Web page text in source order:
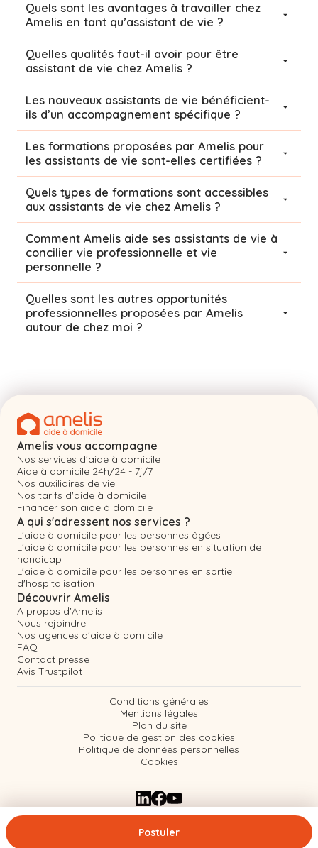
Postuler
Quels sont les avantages à travailler chez
Amelis en tant qu’assistant de vie ?
Quelles qualités faut-il avoir pour être
assistant de vie chez Amelis ?
Les nouveaux assistants de vie bénéficient-
ils d’un accompagnement spécifique ?
Les formations proposées par Amelis pour
les assistants de vie sont-elles certifiées ?
Quels types de formations sont accessibles
aux assistants de vie chez Amelis ?
Comment Amelis aide ses assistants de vie à
concilier vie professionnelle et vie
personnelle ?
Quelles sont les autres opportunités
professionnelles proposées par Amelis
autour de chez moi ?
Amelis vous accompagne
Nos services d'aide à domicile
Aide à domicile 24h/24 - 7j/7
Nos auxiliaires de vie
Nos tarifs d'aide à domicile
Financer son aide à domicile
A qui s'adressent nos services ?
L'aide à domicile pour les personnes âgées
L'aide à domicile pour les personnes en situation de
handicap
L'aide à domicile pour les personnes en sortie
d'hospitalisation
Découvrir Amelis
A propos d'Amelis
Nous rejoindre
Nos agences d'aide à domicile
FAQ
Contact presse
Avis Trustpilot
Conditions générales
Mentions légales
Plan du site
Politique de gestion des cookies
Politique de données personnelles
Cookies
© 2026 Amelis - Tous droits réservés